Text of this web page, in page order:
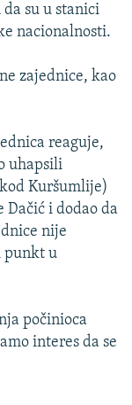
su u stanici
nacionalnosti.
zajednice, kao
reaguje,
uhapsili
Kuršumlije)
i dodao da
nije
punkt u
počinioca
interes da se